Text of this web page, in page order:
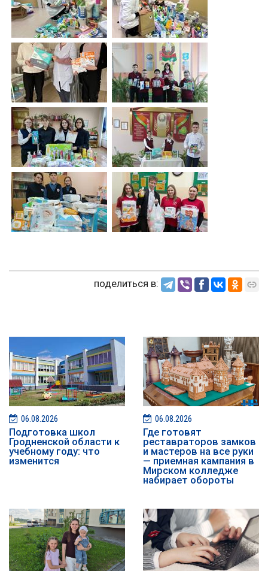
поделиться в:
06.08.2026
Подготовка школ
Гродненской области к
учебному году: что
изменится
06.08.2026
Где готовят
реставраторов замков
и мастеров на все руки
— приемная кампания в
Мирском колледже
набирает обороты